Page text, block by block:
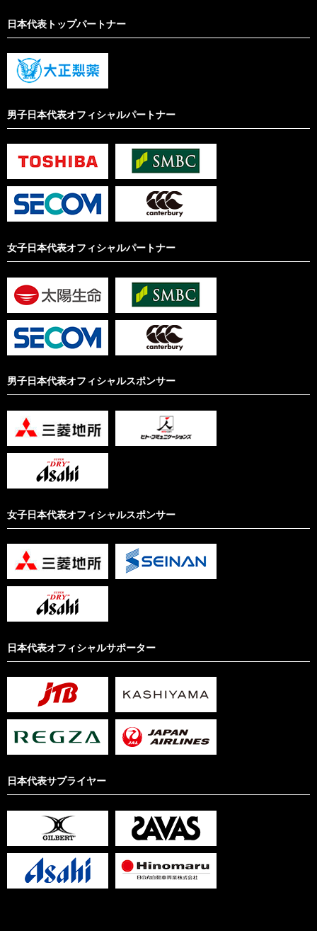
日本代表トップパートナー
男子日本代表オフィシャルパートナー
女子日本代表オフィシャルパートナー
男子日本代表オフィシャルスポンサー
女子日本代表オフィシャルスポンサー
日本代表オフィシャルサポーター
日本代表サプライヤー